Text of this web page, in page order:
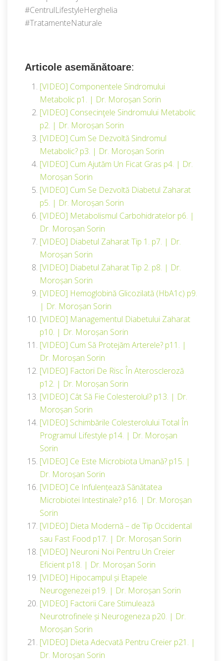
#CentrulLifestyleHerghelia
#TratamenteNaturale
Articole asemănătoare:
[VIDEO] Componentele Sindromului
Metabolic p1. | Dr. Moroșan Sorin
[VIDEO] Consecinţele Sindromului Metabolic
p2. | Dr. Moroșan Sorin
[VIDEO] Cum Se Dezvoltă Sindromul
Metabolic? p3. | Dr. Moroșan Sorin
[VIDEO] Cum Ajutăm Un Ficat Gras p4. | Dr.
Moroșan Sorin
[VIDEO] Cum Se Dezvoltă Diabetul Zaharat
p5. | Dr. Moroșan Sorin
[VIDEO] Metabolismul Carbohidratelor p6. |
Dr. Moroșan Sorin
[VIDEO] Diabetul Zaharat Tip 1. p7. | Dr.
Moroșan Sorin
[VIDEO] Diabetul Zaharat Tip 2. p8. | Dr.
Moroșan Sorin
[VIDEO] Hemoglobină Glicozilată (HbA1c) p9.
| Dr. Moroșan Sorin
[VIDEO] Managementul Diabetului Zaharat
p10. | Dr. Moroșan Sorin
[VIDEO] Cum Să Protejăm Arterele? p11. |
Dr. Moroșan Sorin
[VIDEO] Factori De Risc În Ateroscleroză
p12. | Dr. Moroșan Sorin
[VIDEO] Cât Să Fie Colesterolul? p13. | Dr.
Moroșan Sorin
[VIDEO] Schimbările Colesterolului Total În
Programul Lifestyle p14. | Dr. Moroșan
Sorin
[VIDEO] Ce Este Microbiota Umană? p15. |
Dr. Moroșan Sorin
[VIDEO] Ce Infulențează Sănătatea
Microbiotei Intestinale? p16. | Dr. Moroșan
Sorin
[VIDEO] Dieta Modernă – de Tip Occidental
sau Fast Food p17. | Dr. Moroșan Sorin
[VIDEO] Neuroni Noi Pentru Un Creier
Eficient p18. | Dr. Moroșan Sorin
[VIDEO] Hipocampul și Etapele
Neurogenezei p19. | Dr. Moroșan Sorin
[VIDEO] Factorii Care Stimulează
Neurotrofinele și Neurogeneza p20. | Dr.
Moroșan Sorin
[VIDEO] Dieta Adecvată Pentru Creier p21. |
Dr. Moroșan Sorin